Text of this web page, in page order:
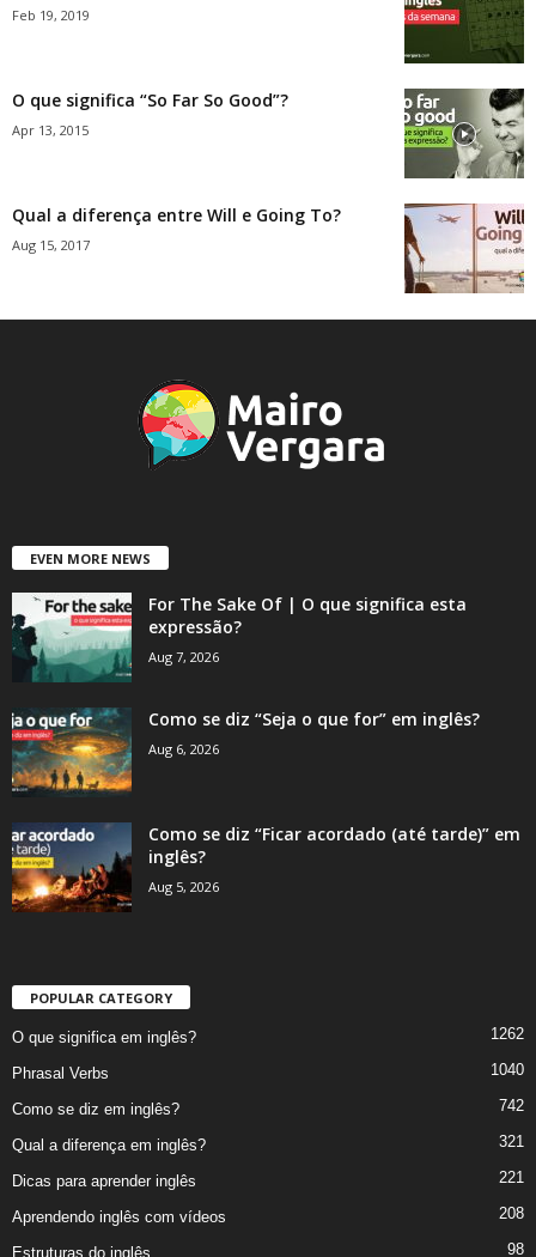
Feb 19, 2019
O que significa “So Far So Good”?
Apr 13, 2015
Qual a diferença entre Will e Going To?
Aug 15, 2017
EVEN MORE NEWS
For The Sake Of | O que significa esta
expressão?
Aug 7, 2026
Como se diz “Seja o que for” em inglês?
Aug 6, 2026
Como se diz “Ficar acordado (até tarde)” em
inglês?
Aug 5, 2026
POPULAR CATEGORY
O que significa em inglês? 1262
Phrasal Verbs 1040
Como se diz em inglês? 742
Qual a diferença em inglês? 321
Dicas para aprender inglês 221
Aprendendo inglês com vídeos 208
Estruturas do inglês 98